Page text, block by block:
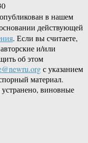
в нашем
действующей
. Если вы считаете,
и/или
об этом
с указанием
материал.
виновные